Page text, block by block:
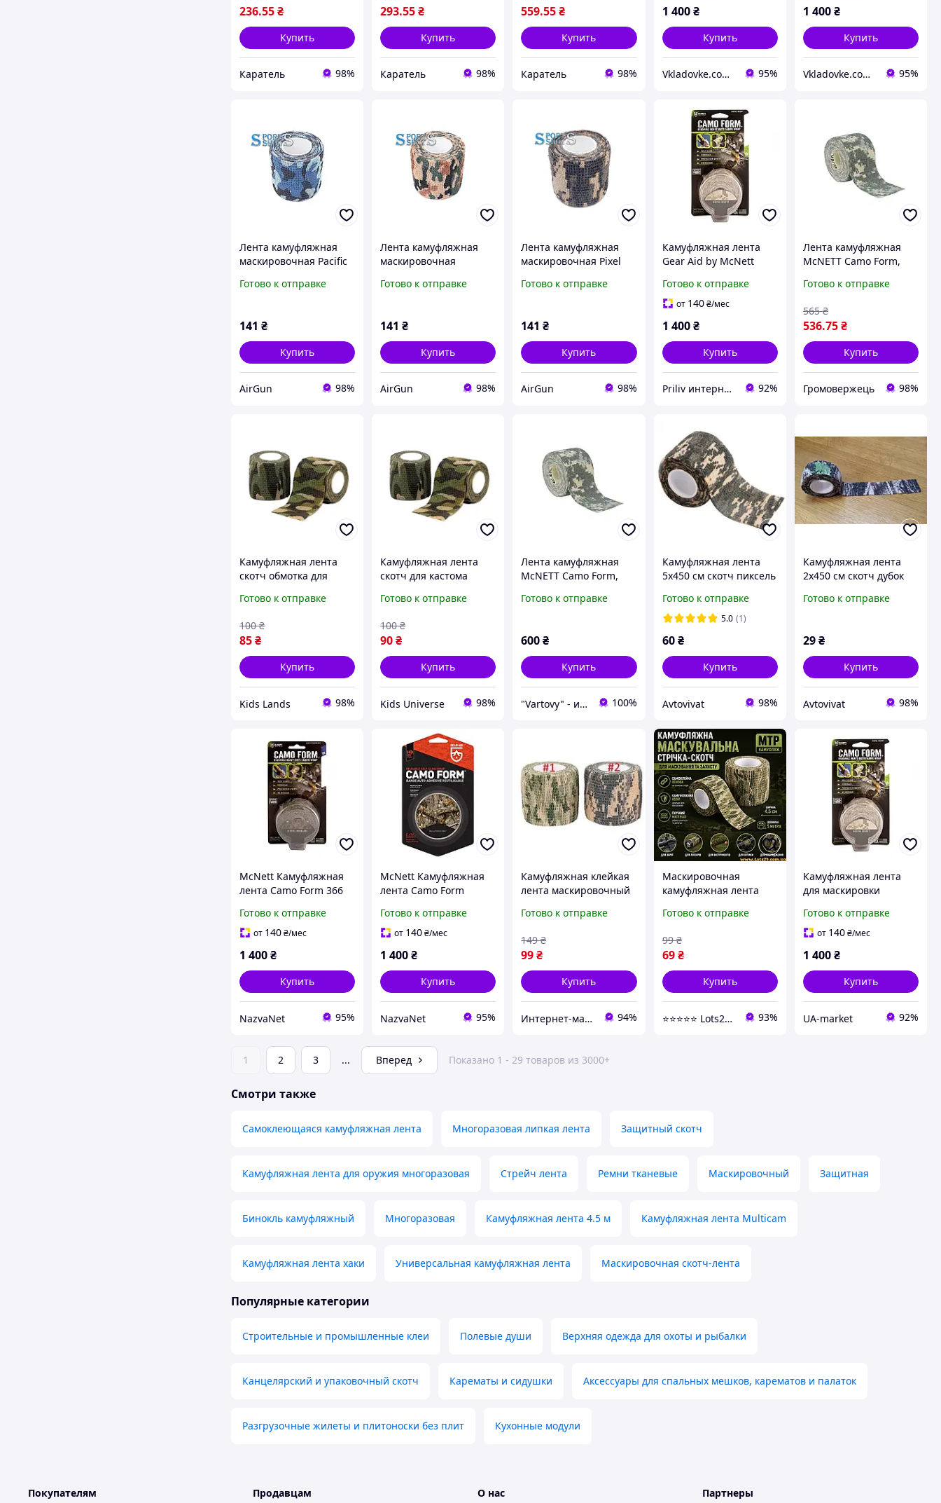
236.55₴
Купить
Каратель 98%
293.55₴
Купить
Каратель 98%
559.55₴
Купить
Каратель 98%
эластичная с
1 400 ₴
Купить
Vkladovke.com.ua 95%
1 400₴
Купить
Vkladovke.com.ua 95%
Лента камуфляжная
маскировочная Pacific
Готово к отправке
141 ₴
Купить
AirGun 98%
Лента камуфляжная
маскировочная
Готово к отправке
141 ₴
Купить
AirGun 98%
Лента камуфляжная
маскировочная Pixel
Готово к отправке
141 ₴
Купить
AirGun 98%
Камуфляжная лента
Gear Aid by McNett
Desert 366 см 5.1 см
Готово к отправке
от 140 ₴/мес
1 400 ₴
Купить
Priliv интернет-магазин 92%
Лента камуфляжная
McNETT Camo Form,
лента
Готово к отправке
536.75₴
565 ₴
Купить
Громовержець 98%
Камуфляжная лента
скотч обмотка для
обмундирования
Готово к отправке
85₴
100 ₴
Купить
Kids Lands 98%
Камуфляжная лента
скотч для кастома
обмундирования
Готово к отправке
90₴
100 ₴
Купить
Kids Universe 98%
Лента камуфляжная
McNETT Camo Form,
лента
Готово к отправке
600₴
Купить
"Vartovy" - интернет-магазин 100%
Камуфляжная лента
5х450 см скотч пиксель
маскировка
камуфлированная
Готово к отправке
5.0 (1)
60 ₴
Купить
Avtovivat 98%
Камуфляжная лента
2х450 см скотч дубок
защитная маскировка
Готово к отправке
29₴
Купить
Avtovivat 98%
McNett Камуфляжная
лента Camo Form 366
Самоклеящаяся
синтетическая
Готово к отправке
от 140₴/мес
1 400₴
Купить
NazvaNet 95%
McNett Камуфляжная
лента Camo Form
Самоклеящаяся
Водонепроницаемая
снаряжения
Готово к отправке
от 140₴/мес
1 400₴
Купить
NazvaNet 95%
Камуфляжная клейкая
лента маскировочный
Готово к отправке
99₴
149 ₴
Купить
Интернет-магазин Quick Buy 94%
Маскировочная
камуфляжная лента
тактическая лента
камуфляжный скотч
MTP
Готово к отправке
69 ₴
99 ₴
Купить
⭐️⭐️⭐️⭐️⭐️ Lots24.com.ua 93%
Камуфляжная лента
для маскировки
McNett Camo 366 см
Готово к отправке
от 140₴/мес
1 400₴
Купить
UA-market 92%
1 2 3 ... Вперед Показано 1 - 29 товаров из 3000+
Смотри также
Самоклеющаяся камуфляжная лента Многоразовая липкая лента Защитный скотч
Камуфляжная лента для оружия многоразовая Стрейч лента Ремни тканевые Маскировочный Защитная
Бинокль камуфляжный Многоразовая Камуфляжная лента 4.5 м Камуфляжная лента Multicam
Камуфляжная лента хаки Универсальная камуфляжная лента Маскировочная скотч-лента
Популярные категории
Строительные и промышленные клеи Полевые души Верхняя одежда для охоты и рыбалки
Канцелярский и упаковочный скотч Карематы и сидушки Аксессуары для спальных мешков, карематов и палаток
Разгрузочные жилеты и плитоноски без плит Кухонные модули
Покупателям Продавцам О нас Партнеры